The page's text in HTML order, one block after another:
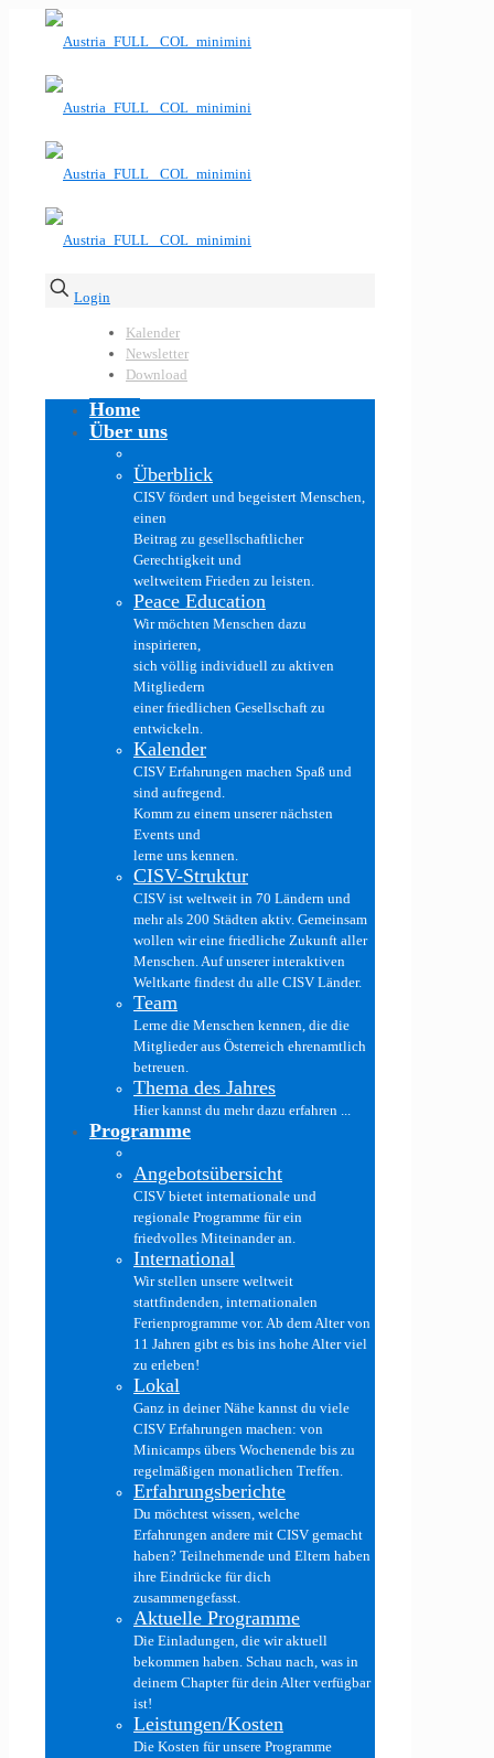
Login
Kalender
Newsletter
Download
Home
Über uns
Überblick
CISV fördert und begeistert Menschen,
einen
Beitrag zu gesellschaftlicher
Gerechtigkeit und
weltweitem Frieden zu leisten.
Peace Education
Wir möchten Menschen dazu
inspirieren,
sich völlig individuell zu aktiven
Mitgliedern
einer friedlichen Gesellschaft zu
entwickeln.
Kalender
CISV Erfahrungen machen Spaß und
sind aufregend.
Komm zu einem unserer nächsten
Events und
lerne uns kennen.
CISV-Struktur
CISV ist weltweit in 70 Ländern und
mehr als 200 Städten aktiv. Gemeinsam
wollen wir eine friedliche Zukunft aller
Menschen. Auf unserer interaktiven
Weltkarte findest du alle CISV Länder.
Team
Lerne die Menschen kennen, die die
Mitglieder aus Österreich ehrenamtlich
betreuen.
Thema des Jahres
Hier kannst du mehr dazu erfahren ...
Programme
Angebotsübersicht
CISV bietet internationale und
regionale Programme für ein
friedvolles Miteinander an.
International
Wir stellen unsere weltweit
stattfindenden, internationalen
Ferienprogramme vor. Ab dem Alter von
11 Jahren gibt es bis ins hohe Alter viel
zu erleben!
Lokal
Ganz in deiner Nähe kannst du viele
CISV Erfahrungen machen: von
Minicamps übers Wochenende bis zu
regelmäßigen monatlichen Treffen.
Erfahrungsberichte
Du möchtest wissen, welche
Erfahrungen andere mit CISV gemacht
haben? Teilnehmende und Eltern haben
ihre Eindrücke für dich
zusammengefasst.
Aktuelle Programme
Die Einladungen, die wir aktuell
bekommen haben. Schau nach, was in
deinem Chapter für dein Alter verfügbar
ist!
Leistungen/Kosten
Die Kosten für unsere Programme